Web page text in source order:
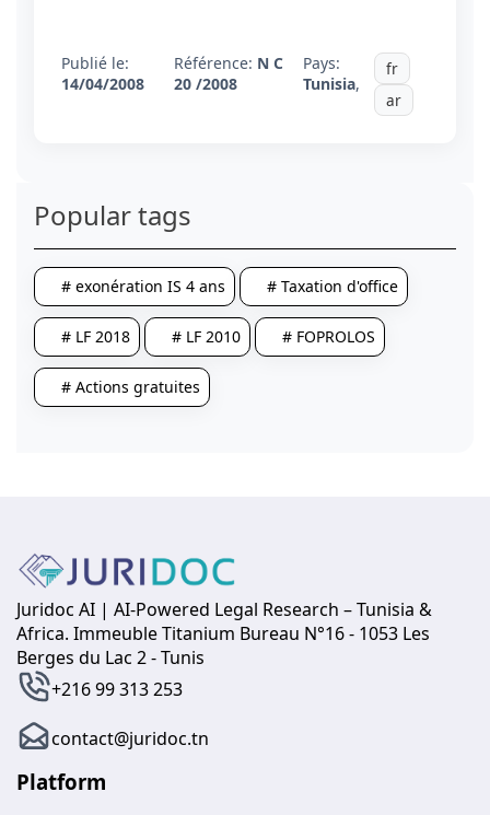
Publié le:
14/04/2008
Référence: N C
20 /2008
Pays:
Tunisia,
fr
ar
Popular tags
# exonération IS 4 ans # Taxation d'office
# LF 2018 # LF 2010 # FOPROLOS
# Actions gratuites
Juridoc AI | AI-Powered Legal Research – Tunisia &
Africa. Immeuble Titanium Bureau N°16 - 1053 Les
Berges du Lac 2 - Tunis
+216 99 313 253
contact@juridoc.tn
Platform